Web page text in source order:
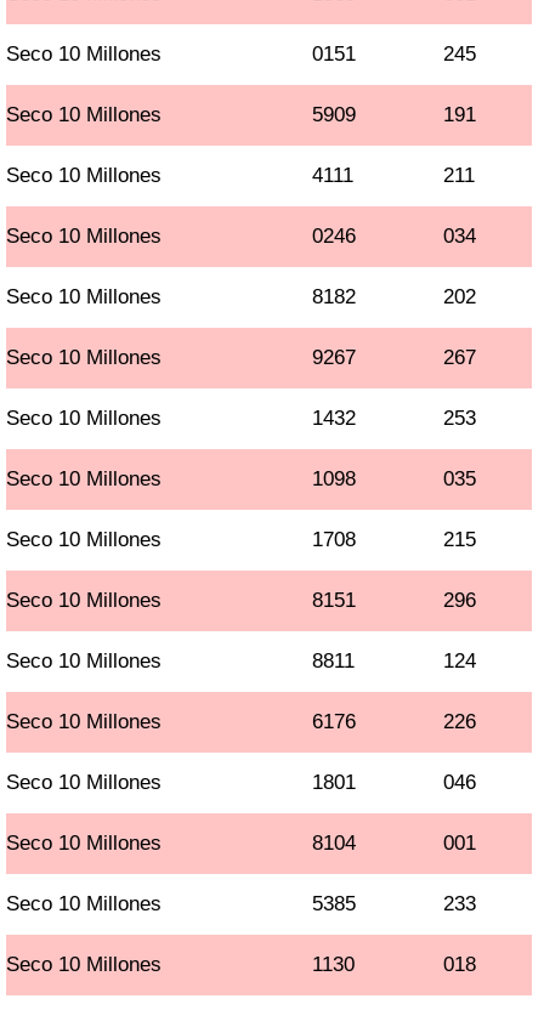
Seco 10 Millones 0151 245
Seco 10 Millones 5909 191
Seco 10 Millones 4111 211
Seco 10 Millones 0246 034
Seco 10 Millones 8182 202
Seco 10 Millones 9267 267
Seco 10 Millones 1432 253
Seco 10 Millones 1098 035
Seco 10 Millones 1708 215
Seco 10 Millones 8151 296
Seco 10 Millones 8811 124
Seco 10 Millones 6176 226
Seco 10 Millones 1801 046
Seco 10 Millones 8104 001
Seco 10 Millones 5385 233
Seco 10 Millones 1130 018